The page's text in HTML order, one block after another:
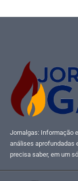
Jornalgas: Informação
análises aprofundadas
precisa saber, em um